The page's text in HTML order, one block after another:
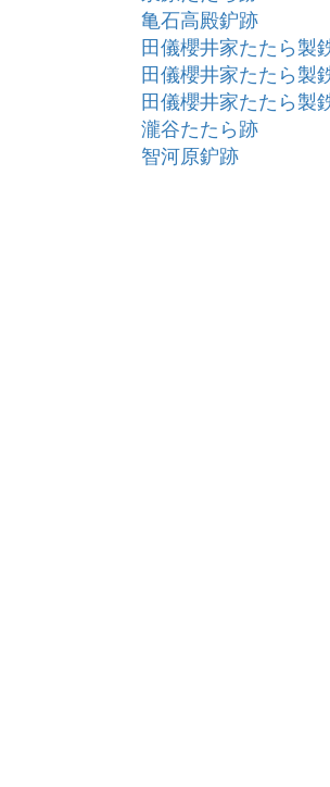
亀石高殿鈩跡
田儀櫻井家たたら製
田儀櫻井家たたら製
田儀櫻井家たたら製
瀧谷たたら跡
智河原鈩跡